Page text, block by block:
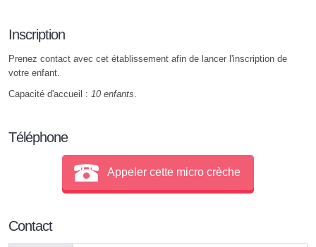
Inscription
Prenez contact avec cet établissement afin de lancer l'inscription de
votre enfant.
Capacité d'accueil : 10 enfants
Téléphone
Appeler cette micro crèche
Contact